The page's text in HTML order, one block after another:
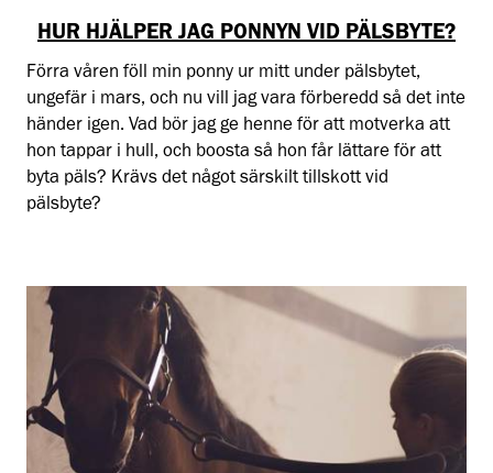
HUR HJÄLPER JAG PONNYN VID PÄLSBYTE?
Förra våren föll min ponny ur mitt under pälsbytet,
ungefär i mars, och nu vill jag vara förberedd så det inte
händer igen. Vad bör jag ge henne för att motverka att
hon tappar i hull, och boosta så hon får lättare för att
byta päls? Krävs det något särskilt tillskott vid
pälsbyte?